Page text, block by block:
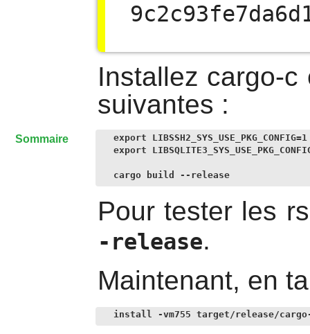
Installez cargo-c
suivantes :
export
export
cargo build --release
Pour tester les
-release.
Maintenant, en
install -vm755 target/release/
Sommaire